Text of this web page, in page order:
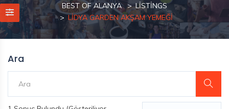
BEST OF ALANYA
LISTINGS
LIDYA GARDEN AKŞAM YEMEĞI
Ara